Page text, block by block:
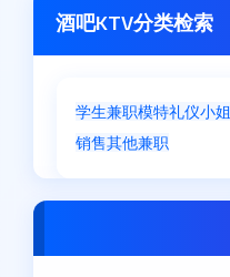
酒吧KTV分类检索
学生兼职模特礼仪小姐
销售其他兼职
长沙